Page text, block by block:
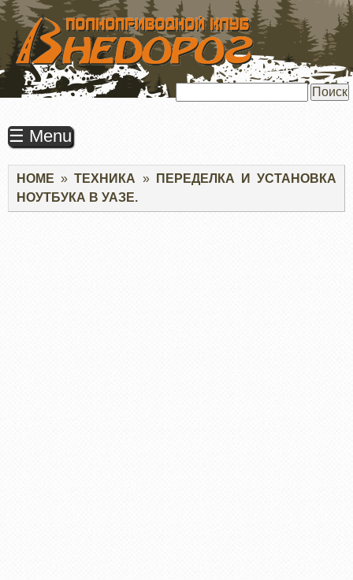
ПЕРЕЙТИ
ОСНОВНОМУ
СОДЕРЖАНИЮ
☰ Menu
Строка
навигации
HOME ТЕХНИКА
ПЕРЕДЕЛКА И УСТАНОВКА
НОУТБУКА В УАЗЕ.